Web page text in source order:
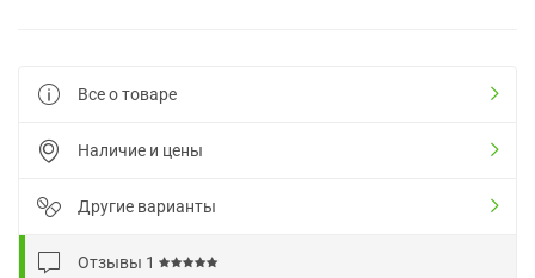
Все о товаре
Наличие и цены
Другие варианты
Отзывы 1